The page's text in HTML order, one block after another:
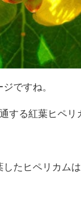
ですね。
る紅葉ヒペリ
たヒペリカム